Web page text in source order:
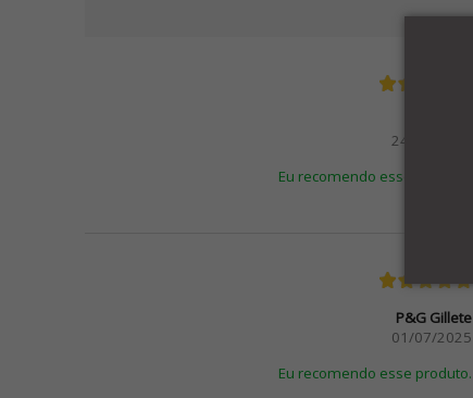
24/07/2025
Eu recomendo esse produto.
P&G Gillete
01/07/2025
Eu recomendo esse produto.